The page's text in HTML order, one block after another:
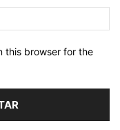
this browser for the